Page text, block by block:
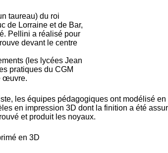
taureau) du roi
de Lorraine et de Bar,
Pellini a réalisé pour
devant le centre
(les lycées Jean
pratiques du CGM
œuvre.
les équipes pédagogiques ont modélisé en
en impression 3D dont la finition a été
et produit les noyaux.
en 3D